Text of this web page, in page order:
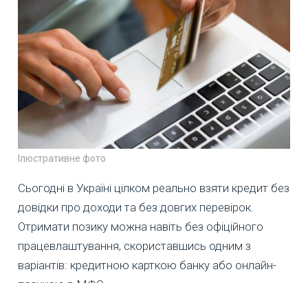
Ілюстративне фото
Сьогодні в Україні цілком реально взяти кредит без
довідки про доходи та без довгих перевірок.
Отримати позику можна навіть без офіційного
працевлаштування, скориставшись одним з
варіантів: кредитною карткою банку або онлайн-